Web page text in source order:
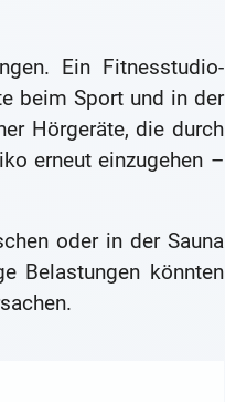
Ein Fitnesstudio-
beim Sport und in der
Hörgeräte, die durch
erneut einzugehen –
oder in der Sauna
Belastungen könnten